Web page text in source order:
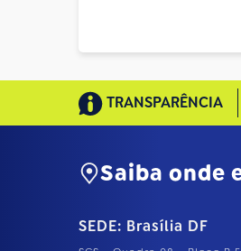
TRANSPARÊNCIA
Saiba onde
SEDE: Brasília DF